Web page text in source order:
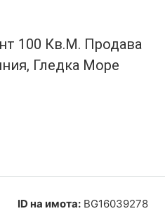
100 Кв.м. Продава
Гледка Море
ID на имота: BG16039278